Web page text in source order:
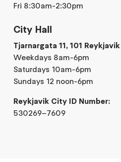
Fri 8:30am-2:30pm
City Hall
Tjarnargata 11, 101 Reykjavik
Weekdays 8am-6pm
Saturdays 10am-6pm
Sundays 12 noon-6pm
Reykjavik City ID Number:
530269–7609